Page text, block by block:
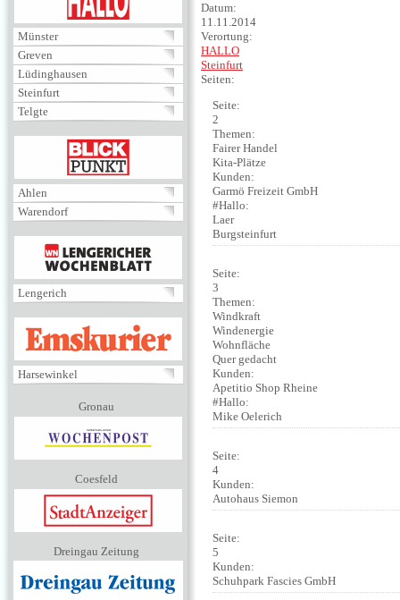
Münster
Greven
Lüdinghausen
Steinfurt
Telgte
BLICKPUNKT
Ahlen
Warendorf
MENÜ
Lengerich
EMSKURIER
Harsewinkel
Gronau
Coesfeld
Dreingau Zeitung
Datum:
11.11.2014
Verortung:
HALLO
Steinfurt
Seiten:
Seite:
2
Themen:
Fairer Handel
Kita-Plätze
Kunden:
Garmö Freizeit GmbH
#Hallo:
Laer
Burgsteinfurt
Seite:
3
Themen:
Windkraft
Windenergie
Wohnfläche
Quer gedacht
Kunden:
Apetitio Shop Rheine
#Hallo:
Mike Oelerich
Seite:
4
Kunden:
Autohaus Siemon
Seite:
5
Kunden:
Schuhpark Fascies GmbH